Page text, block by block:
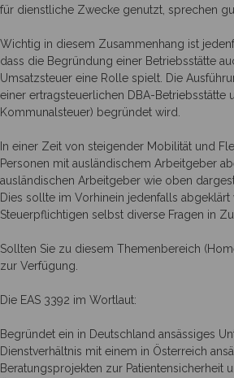
für dienstliche Zwecke genutzt, sprechen
Wichtig in diesem Zusammenhang ist
dass die Begründung einer Betriebsstätte
Umsatzsteuer eine Rolle spielt. Die
einer ertragsteuerlichen DBA-Betriebsstätte
Kommunalsteuer) begründet wird.
In einer Zeit von steigender Mobilität und
Personen mit ausländischem Arbeitgeber
ausländischen Arbeitgeber wie oben
Dies sollte im Vorhinein jedenfalls
Steuerpflichtigen selbst diverse Fragen in
Sollten Sie zu diesem Themenbereich
zur Verfügung.
Die EAS 3392 im Wortlaut:
Begründet ein in Deutschland ansässiges
Dienstverhältnis mit einem in Österreich
Beratungsprojekten zur Patientensicherheit